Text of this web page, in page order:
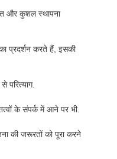
और कुशल स्थापना
प्रदर्शन करते हैं, इसकी
परित्याग.
के संपर्क में आने पर भी.
की जरूरतों को पूरा करने